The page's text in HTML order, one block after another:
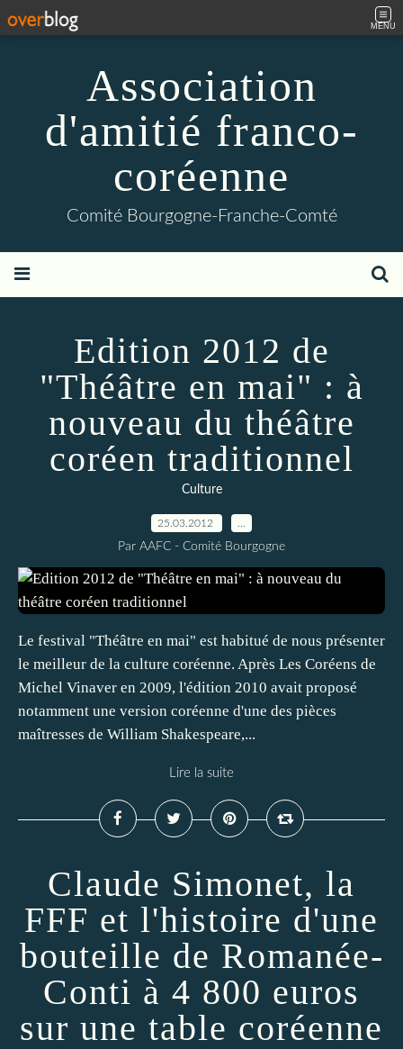
MENU
Association
d'amitié franco-
coréenne
Comité Bourgogne-Franche-Comté
Edition 2012 de
"Théâtre en mai" : à
nouveau du théâtre
coréen traditionnel
Culture
25.03.2012
Par AAFC - Comité Bourgogne
Le festival "Théâtre en mai" est habitué de nous présenter
le meilleur de la culture coréenne. Après Les Coréens de
Michel Vinaver en 2009, l'édition 2010 avait proposé
notamment une version coréenne d'une des pièces
maîtresses de William Shakespeare,...
Lire la suite
Claude Simonet, la
FFF et l'histoire d'une
bouteille de Romanée-
Conti à 4 800 euros
sur une table coréenne